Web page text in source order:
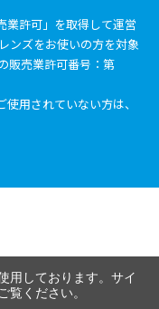
業許可」を取得して運営
ンズをお使いの方を対象
販売業許可番号：第
用されていない方は、
用しております。サイ
覧ください。